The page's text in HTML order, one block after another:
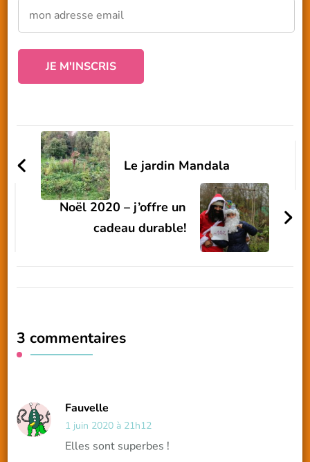
Navigation
d'article
Le jardin Mandala
Noël 2020 – j’offre un
cadeau durable!
3 commentaires
Fauvelle
1 juin 2020 à 21h12
Elles sont superbes !